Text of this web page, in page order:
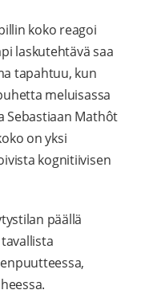
koko reagoi
laskutehtävä saa
tapahtuu, kun
meluisassa
Sebastiaan Mathôt
on yksi
kognitiivisen
päällä